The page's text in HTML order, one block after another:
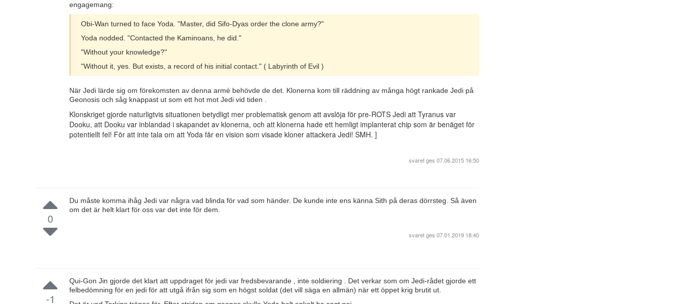
engagemang:
Obi-Wan turned to face Yoda. "Master, did Sifo-Dyas order the clone army?"
Yoda nodded. "Contacted the Kaminoans, he did."
"Without your knowledge?"
"Without it, yes. But exists, a record of his initial contact." ( Labyrinth of Evil )
När Jedi lärde sig om förekomsten av denna armé behövde de det. Klonerna kom till räddning av många högt rankade Jedi på
Geonosis och såg knappast ut som ett hot mot Jedi vid tiden .
Klonskriget gjorde naturligtvis situationen betydligt mer problematisk genom att avslöja för pre-ROTS Jedi att Tyranus var
Dooku, att Dooku var inblandad i skapandet av klonerna, och att klonerna hade ett hemligt implanterat chip som är benäget för
potentiellt fel! För att inte tala om att Yoda får en vision som visade kloner attackera Jedi! SMH. ]
svaret ges 07.06.2015 16:50
0
Du måste komma ihåg Jedi var några vad blinda för vad som händer. De kunde inte ens känna Sith på deras dörrsteg. Så även
om det är helt klart för oss var det inte för dem.
svaret ges 07.01.2019 18:40
-1
Qui-Gon Jin gjorde det klart att uppdraget för jedi var fredsbevarande , inte soldiering . Det verkar som om Jedi-rådet gjorde ett
felbedömning för en jedi för att utgå ifrån sig som en högst soldat (det vill säga en allmän) när ett öppet krig brutit ut.